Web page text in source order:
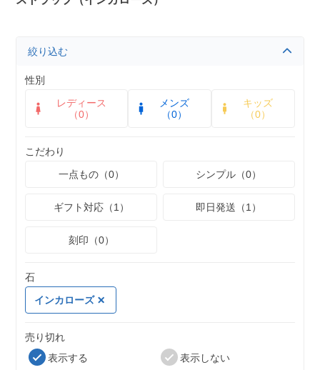
絞り込む
性別
レディース
（0）
メンズ
（0）
キッズ
（0）
こだわり
一点もの（0）
シンプル（0）
ギフト対応（1） 即日発送（1）
刻印（0）
石
インカローズ
売り切れ
表示する
表示しない